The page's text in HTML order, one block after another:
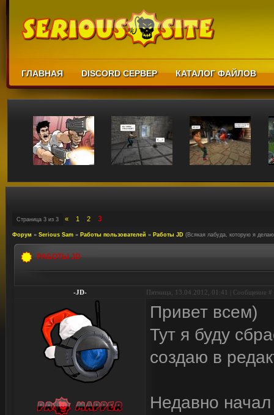
ГЛАВНАЯ DISCORD СЕРВЕР КАТАЛОГ ФАЙЛОВ
Страница 3 из 3 « 1 2 3
Форум » Serious Sam » Работы пользователей » Работы JD (Всякая лабуда, которую я
РАБОТЫ JD
-JD- Пятница, 13.04.2012, 01:41 | Сообщение #
Привет всем)
Тут я буду
создаю в
Недавно